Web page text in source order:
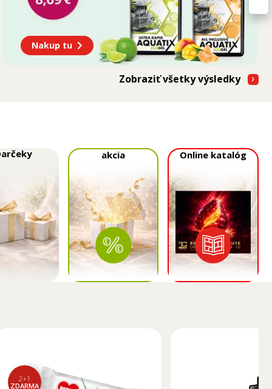
Nakup tu
Zobraziť všetky výsledky
akcia Online katalóg
2+1
ZDARMA